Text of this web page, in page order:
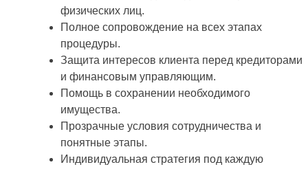
физических лиц.
Полное сопровождение на всех этапах
процедуры.
Защита интересов клиента перед кредиторами
и финансовым управляющим.
Помощь в сохранении необходимого
имущества.
Прозрачные условия сотрудничества и
понятные этапы.
Индивидуальная стратегия под каждую